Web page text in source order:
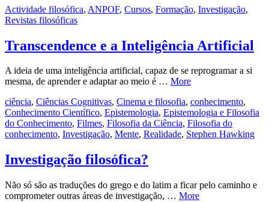
Actividade filosófica, ANPOF, Cursos, Formação, Investigação,
Revistas filosóficas
Transcendence e a Inteligência Artificial
A ideia de uma inteligência artificial, capaz de se reprogramar a si
mesma, de aprender e adaptar ao meio é … More
ciência, Ciências Cognitivas, Cinema e filosofia, conhecimento,
Conhecimento Científico, Epistemologia, Epistemologia e Filosofia
do Conhecimento, Filmes, Filosofia da Ciência, Filosofia do
conhecimento, Investigação, Mente, Realidade, Stephen Hawking
Investigação filosófica?
Não só são as traduções do grego e do latim a ficar pelo caminho e
comprometer outras áreas de investigação, … More